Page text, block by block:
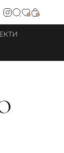
0 0